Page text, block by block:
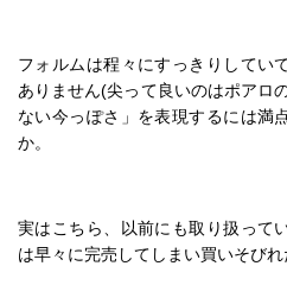
フォルムは程々にすっきりしてい
ありません(尖って良いのはポアロ
ない今っぽさ」を表現するには満
か。
実はこちら、以前にも取り扱って
は早々に完売してしまい買いそびれ